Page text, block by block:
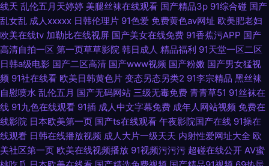
线天 乱伦五月天婷婷 美腿丝袜在线观看 国产精品3p 91综合碰 国产
乱女乱 成人xxxxx 日韩伦理片 91色爱 免费黄色av网址 欧美肥老妇
欧美在线tv 加勒比在线视屏 国产美女在线免费 91香蕉污APP 国产
高清自拍一区 第一页草草影院 韩日成人 精品福利 91天堂一区二区
日韩a级电影 国产二区高清 国产www视频 国产粉嫩 国产男女猛视
频 91社在线看 欧美日韩黄色片 变态另态另类2 91李宗精品 黑丝袜
自慰喷水 乱伦五月 国产无码网站 三级无毒免费 青青草51 91丝袜在
线 91九色在线观看 91插 成人中文字幕免费 成年人网站视频 免费在
线影院 日本欧美第一页 国产ts在线观看 午夜影院国产在线 91操在
线观看 日韩在线播放视频 成人大片一级天天 内射性爱网址大全 欧
美社区第一页 欧美在线视频播放 91视频污污污 超碰在线公开 AV蜜